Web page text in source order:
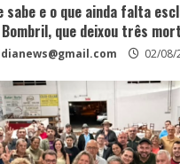
sabe e o que ainda falta
que deixou três
02/08/